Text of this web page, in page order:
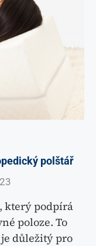
polštář
který podpírá
poloze. To
důležitý pro